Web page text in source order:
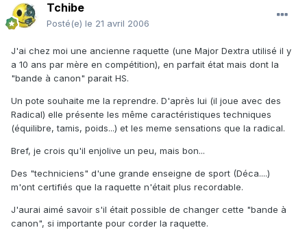
Tchibe
Posté(e) le 21 avril 2006
J'ai chez moi une ancienne raquette (une Major Dextra utilisé il y
a 10 ans par mère en compétition), en parfait état mais dont la
"bande à canon" parait HS.
Un pote souhaite me la reprendre. D'après lui (il joue avec des
Radical) elle présente les même caractéristiques techniques
(équilibre, tamis, poids...) et les meme sensations que la radical.
Bref, je crois qu'il enjolive un peu, mais bon...
Des "techniciens" d'une grande enseigne de sport (Déca....)
m'ont certifiés que la raquette n'était plus recordable.
J'aurai aimé savoir s'il était possible de changer cette "bande à
canon", si importante pour corder la raquette.